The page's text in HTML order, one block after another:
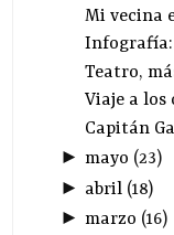
Mi vecina
Teatro,
Viaje a los
Capitán
► mayo (23)
► abril(18)
► marzo (16)